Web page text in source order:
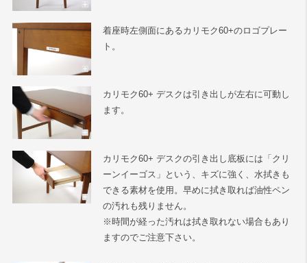
着座時左側面にあるカリモク60+のロゴプレー
ト。
カリモク60+ デスクは引き出しが左右に可動し
ます。
カリモク60+ デスクの引き出し底板には「クリ
ーンイーゴス」という、キズに強く、水拭きも
できる素材を使用。早めに拭き取れば油性ペン
の汚れも残りません。
※時間が経った汚れは拭き取れない場合もあり
ますのでご注意下さい。